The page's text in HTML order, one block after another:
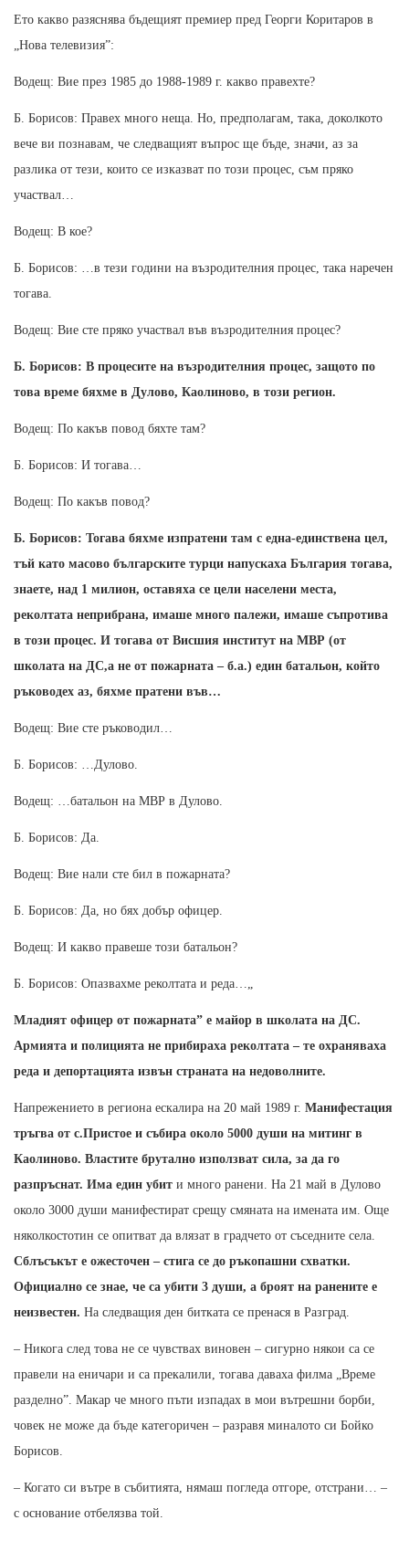
Ето какво разяснява бъдещият премиер пред Георги Коритаров в
„Нова телевизия”:
Водещ: Вие през 1985 до 1988-1989 г. какво правехте?
Б. Борисов: Правех много неща. Но, предполагам, така, доколкото
вече ви познавам, че следващият въпрос ще бъде, значи, аз за
разлика от тези, които се изказват по този процес, съм пряко
участвал…
Водещ: В кое?
Б. Борисов: …в тези години на възродителния процес, така наречен
тогава.
Водещ: Вие сте пряко участвал във възродителния процес?
Б. Борисов: В процесите на възродителния процес, защото по
това време бяхме в Дулово, Каолиново, в този регион.
Водещ: По какъв повод бяхте там?
Б. Борисов: И тогава…
Водещ: По какъв повод?
Б. Борисов: Тогава бяхме изпратени там с една-единствена цел,
тъй като масово българските турци напускаха България тогава,
знаете, над 1 милион, оставяха се цели населени места,
реколтата неприбрана, имаше много палежи, имаше съпротива
в този процес. И тогава от Висшия институт на МВР (от
школата на ДС,а не от пожарната – б.а.) един батальон, който
ръководех аз, бяхме пратени във…
Водещ: Вие сте ръководил…
Б. Борисов: …Дулово.
Водещ: …батальон на МВР в Дулово.
Б. Борисов: Да.
Водещ: Вие нали сте бил в пожарната?
Б. Борисов: Да, но бях добър офицер.
Водещ: И какво правеше този батальон?
Б. Борисов: Опазвахме реколтата и реда…„
Младият офицер от пожарната” е майор в школата на ДС.
Армията и полицията не прибираха реколтата – те охраняваха
реда и депортацията извън страната на недоволните.
Напрежението в региона ескалира на 20 май 1989 г. Манифестация
тръгва от с.Пристое и събира около 5000 души на митинг в
Каолиново. Властите брутално използват сила, за да го
разпръснат. Има един убит и много ранени. На 21 май в Дулово
около 3000 души манифестират срещу смяната на имената им. Още
няколкостотин се опитват да влязат в градчето от съседните села.
Сблъсъкът е ожесточен – стига се до ръкопашни схватки.
Официално се знае, че са убити 3 души, а броят на ранените е
неизвестен. На следващия ден битката се пренася в Разград.
– Никога след това не се чувствах виновен – сигурно някои са се
правели на еничари и са прекалили, тогава даваха филма „Време
разделно”. Макар че много пъти изпадах в мои вътрешни борби,
човек не може да бъде категоричен – разравя миналото си Бойко
Борисов.
– Когато си вътре в събитията, нямаш погледа отгоре, отстрани… –
с основание отбелязва той.